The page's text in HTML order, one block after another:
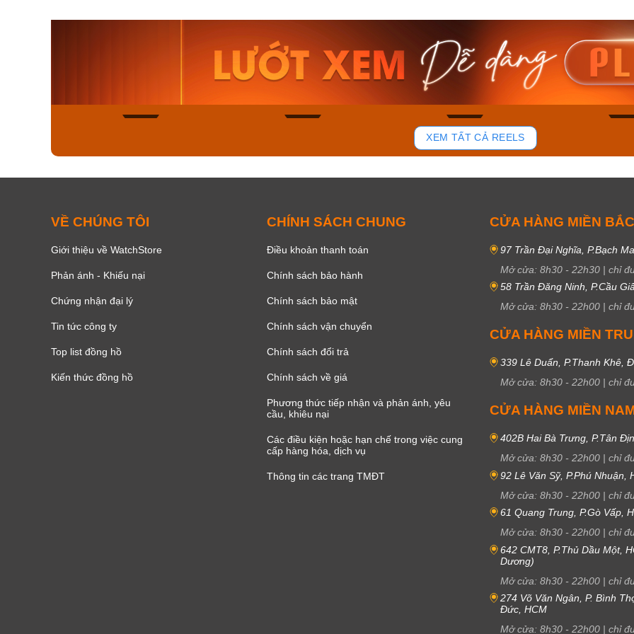
Casio Nam MTS-
115D-1AVDF
2.823.000₫
2.399.550₫
Mua ngay
39
Casio Nam MTS-
RS100L-1AVDF
4.276.000₫
3.634.600₫
Casio
230EL-
Mua
XEM TẤT CẢ REELS
VỀ CHÚNG TÔI
Giới thiệu về WatchStore
Phản ánh - Khiếu nại
Chứng nhận đại lý
Tin tức công ty
Top list đồng hồ
Kiến thức đồng hồ
CHÍNH SÁCH CHUNG
Điều khoản thanh toán
Chính sách bảo hành
Chính sách bảo mật
Chính sách vận chuyển
Chính sách đổi trả
Chính sách về giá
Phương thức tiếp nhận và phản ánh, yêu
cầu, khiêu nại
Các điều kiện hoặc hạn chế trong việc cung
cấp hàng hóa, dịch vụ
Thông tin các trang TMĐT
CỬA HÀNG MIỀN BẮC
97 Trần Đại Nghĩa, P.Bạch
Mở cửa: 8h30 - 22h30 | chỉ
58 Trần Đăng Ninh, P.Cầu
Mở cửa: 8h30 - 22h00 | chỉ
CỬA HÀNG MIỀN
339 Lê Duẩn, P.Thanh Khê,
Mở cửa: 8h30 - 22h00 | chỉ
CỬA HÀNG MIỀN
402B Hai Bà Trưng, P.Tân
Mở cửa: 8h30 - 22h00 | chỉ
92 Lê Văn Sỹ, P.Phú Nhuận,
Mở cửa: 8h30 - 22h00 | chỉ
61 Quang Trung, P.Gò Vấp,
Mở cửa: 8h30 - 22h00 | chỉ
642 CMT8, P.Thủ Dầu Một,
Dương)
Mở cửa: 8h30 - 22h00 | chỉ
274 Võ Văn Ngân, P. Bình
Đức, HCM
Mở cửa: 8h30 - 22h00 | chỉ